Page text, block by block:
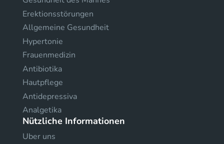
Erektionsstörungen
Allgemeine Gesundheit
Hypertonie
Frauenmedizin
Antibiotika
Hautpflege
Antidepressiva
Analgetika
Nützliche Informationen
Uber uns